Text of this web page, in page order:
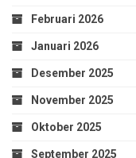
Februari 2026
Januari 2026
Desember 2025
November 2025
Oktober 2025
September 2025